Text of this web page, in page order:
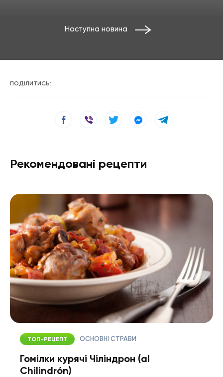
Наступна новина
ПОДІЛИТИСЬ:
Рекомендовані рецепти
ТОП-РЕЦЕПТ ОСНОВНІ СТРАВИ
Гомілки курячі Чіліндрон (al
Chilindrón)